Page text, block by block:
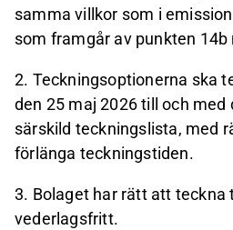
samma villkor som i
som framgår av punkten 14b
2. Teckningsoptionerna ska
den 25 maj 2026 till och med
särskild teckningslista, med
förlänga teckningstiden.
3. Bolaget har rätt att teckna
vederlagsfritt.